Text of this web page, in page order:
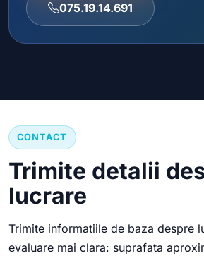
075.19.14.691
CONTACT
Trimite detalii
lucrare
Trimite informatiile de baza despre
evaluare mai clara: suprafata